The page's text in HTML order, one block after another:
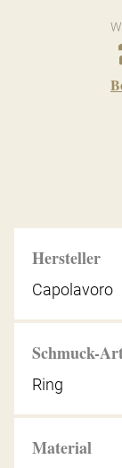
Hersteller
Capolavoro
Schmuck-
Ring
Material